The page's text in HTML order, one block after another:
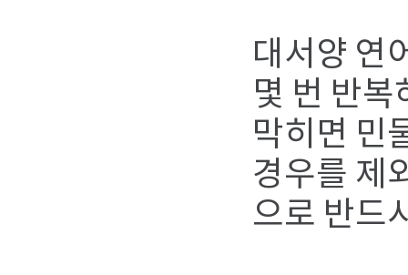
대서양 연
몇 번 반
막히면 민
경우를 제
으로 반드